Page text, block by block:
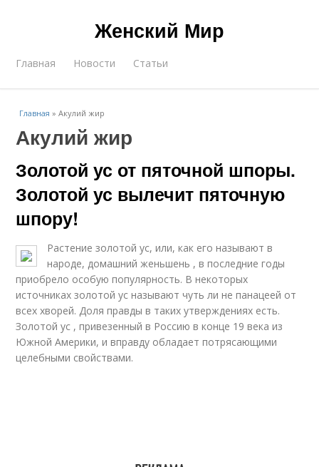
Женский Мир
Главная Новости Статьи
Главная »Акулий жир
Акулий жир
Золотой ус от пяточной шпоры.
Золотой ус вылечит пяточную
шпору!
Растение золотой ус, или, как его называют в
народе, домашний женьшень , в последние годы
приобрело особую популярность. В некоторых
источниках золотой ус называют чуть ли не панацеей от
всех хворей. Доля правды в таких утверждениях есть.
Золотой ус , привезенный в Россию в конце 19 века из
Южной Америки, и вправду обладает потрясающими
целебными свойствами.